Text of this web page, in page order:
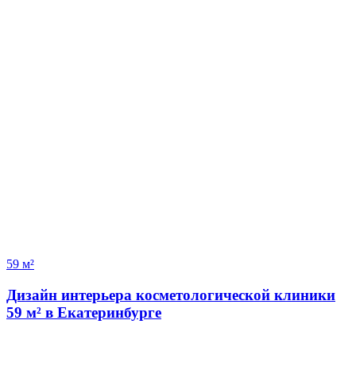
59 м²
Дизайн интерьера косметологической клиники
59 м² в Екатеринбурге